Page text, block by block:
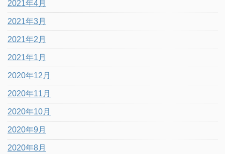
2021年4月
2021年3月
2021年2月
2021年1月
2020年12月
2020年11月
2020年10月
2020年9月
2020年8月